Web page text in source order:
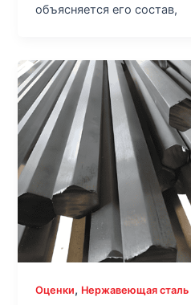
объясняется его состав,
Оценки, Нержавеющая сталь